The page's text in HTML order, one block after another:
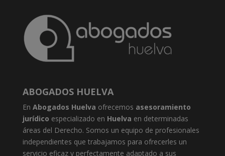
ABOGADOS HUELVA
En Abogados Huelva ofrecemos asesoramiento
jurídico especializado en Huelva en determinadas
áreas del Derecho. Somos un equipo de profesionales
independientes que trabajamos para ofrecerles un
servicio eficaz y perfectamente adaptado a sus